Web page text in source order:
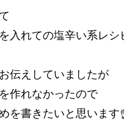
入れての塩辛い系レシピ
伝えしていましたが
作れなかったので
を書きたいと思います